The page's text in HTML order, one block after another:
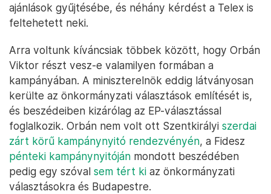
ajánlások gyűjtésébe, és néhány kérdést a Telex is
feltehetett neki.
Arra voltunk kíváncsiak többek között, hogy Orbán
Viktor részt vesz-e valamilyen formában a
kampányában. A miniszterelnök eddig látványosan
kerülte az önkormányzati választások említését is,
és beszédeiben kizárólag az EP-választással
foglalkozik. Orbán nem volt ott Szentkirályi szerdai
zárt körű kampánynyitó rendezvényén, a Fidesz
pénteki kampánynyitóján mondott beszédében
pedig egy szóval sem tért ki az önkormányzati
választásokra és Budapestre.